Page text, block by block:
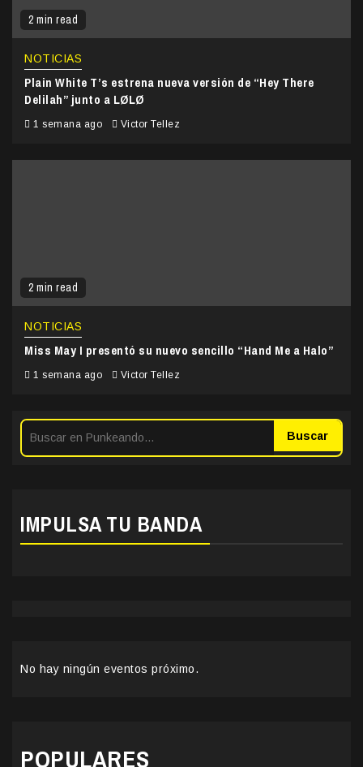
2 min read
NOTICIAS
Plain White T’s estrena nueva versión de “Hey There
Delilah” junto a LØLØ
1 semana ago Victor Tellez
2 min read
NOTICIAS
Miss May I presentó su nuevo sencillo “Hand Me a Halo”
1 semana ago Victor Tellez
Buscar
IMPULSA TU BANDA
No hay ningún eventos próximo.
POPULARES